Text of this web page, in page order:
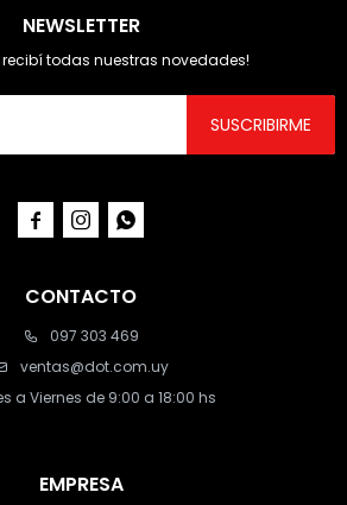
CONTACTO
097 303 469
ventas@dot.com.uy
a Viernes de 9:00 a 18:00 hs
EMPRESA
NEWSLETTER
recibí todas nuestras novedades!
SUSCRIBIRME
  